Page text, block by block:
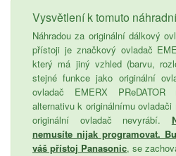
Vysvětlení k tomuto
Náhradou za originální dálkový
přístoji je značkový ovladač
který má jiný vzhled (barvu,
stejné funkce jako originální
ovladač EMERX
alternativu k originálnímu
originální ovladač nevyrábí.
nemusíte nijak programovat.
váš přístoj Panasonic, se